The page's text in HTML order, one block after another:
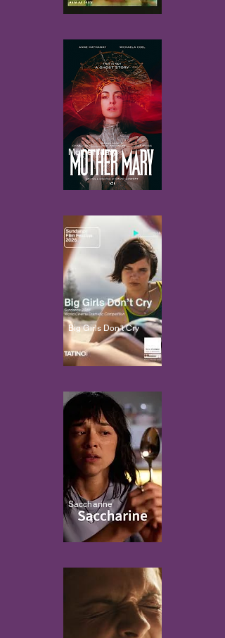
Mother Mary
Big Girls Don't Cry
Saccharine